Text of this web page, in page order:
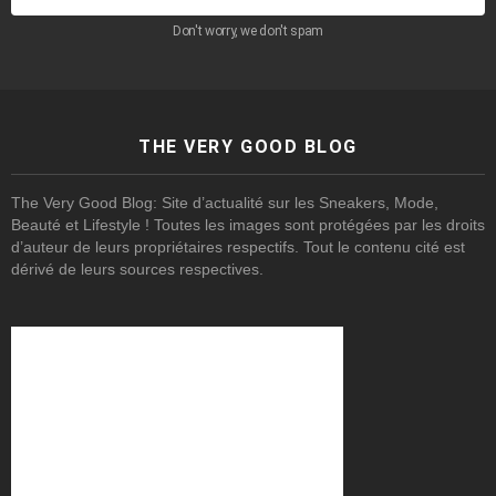
Don't worry, we don't spam
THE VERY GOOD BLOG
The Very Good Blog: Site d’actualité sur les Sneakers, Mode,
Beauté et Lifestyle ! Toutes les images sont protégées par les droits
d’auteur de leurs propriétaires respectifs. Tout le contenu cité est
dérivé de leurs sources respectives.